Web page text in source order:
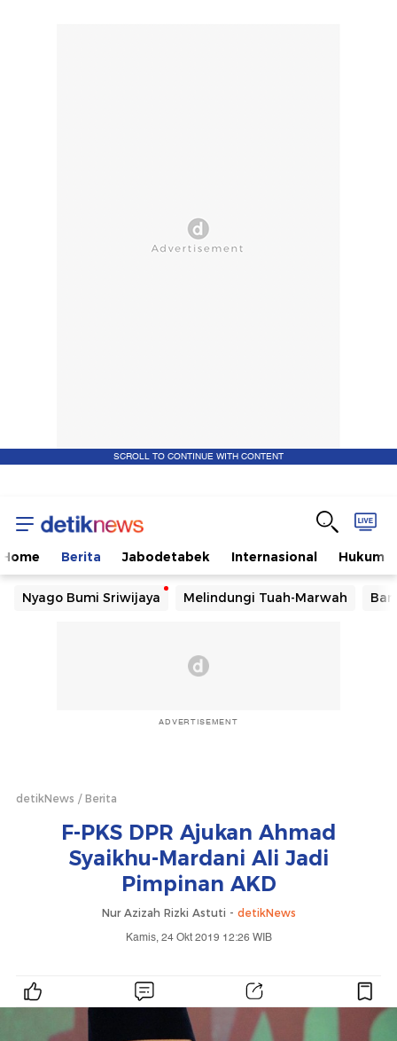
SCROLL TO CONTINUE WITH CONTENT
Home Berita Jabodetabek Internasional Hukum
Nyago Bumi Sriwijaya Melindungi Tuah-Marwah
ADVERTISEMENT
detikNews Berita
F-PKS DPR Ajukan Ahmad
Syaikhu-Mardani Ali Jadi
Pimpinan AKD
Nur Azizah Rizki Astuti - detikNews
Kamis, 24 Okt 2019 12:26 WIB